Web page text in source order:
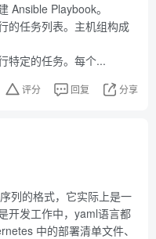
Ansible Playbook。
的任务列表。主机组构成
特定的任务。每个...
评分 回复 分享
列的格式，它实际上是一
开发工作中，yaml语言都
中的部署清单文件、